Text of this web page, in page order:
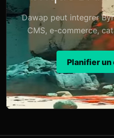
Dawap peut integrer
CMS, e-commerce,
Planifier un